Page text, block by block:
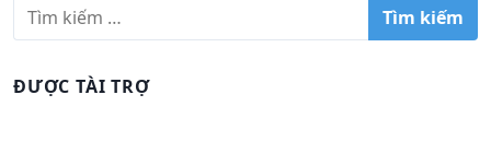
iĐƯỢC TÀI TRỢ